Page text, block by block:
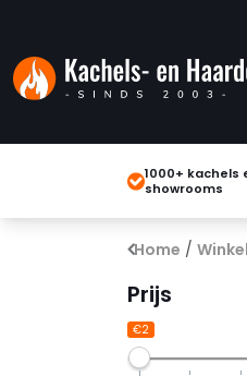
1000+ kachels
showrooms
Home / Winkel
Prijs
€2